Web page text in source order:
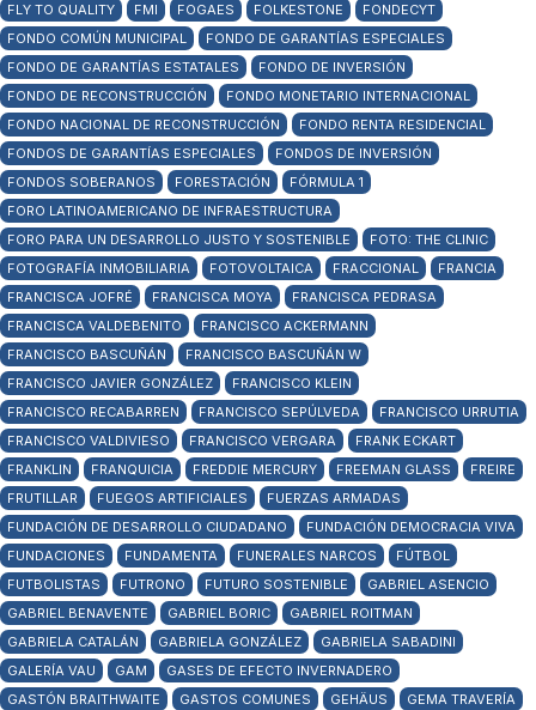
FLY TO QUALITY
FMI FOGAES FOLKESTONE
FONDECYT
FONDO COMÚN MUNICIPAL
FONDO DE GARANTÍAS ESPECIALES
FONDO DE GARANTÍAS ESTATALES
FONDO DE INVERSIÓN
FONDO DE RECONSTRUCCIÓN
FONDO MONETARIO INTERNACIONAL
FONDO NACIONAL DE RECONSTRUCCIÓN
FONDO RENTA RESIDENCIAL
FONDOS DE GARANTÍAS ESPECIALES
FONDOS DE INVERSIÓN
FONDOS SOBERANOS
FORESTACIÓN
FÓRMULA 1
FORO LATINOAMERICANO DE INFRAESTRUCTURA
FORO PARA UN DESARROLLO JUSTO Y SOSTENIBLE
FOTO: THE CLINIC
FOTOGRAFÍA INMOBILIARIA
FOTOVOLTAICA FRACCIONAL
FRANCIA
FRANCISCA JOFRÉ
FRANCISCA MOYA
FRANCISCA PEDRASA
FRANCISCA VALDEBENITO
FRANCISCO ACKERMANN
FRANCISCO BASCUÑÁN
FRANCISCO BASCUÑÁN W
FRANCISCO JAVIER GONZÁLEZ
FRANCISCO KLEIN
FRANCISCO RECABARREN
FRANCISCO SEPÚLVEDA
FRANCISCO URRUTIA
FRANCISCO VALDIVIESO
FRANCISCO VERGARA
FRANK ECKART
FRANKLIN
FRANQUICIA FREDDIE MERCURY FREEMAN GLASS
FREIRE
FRUTILLAR
FUEGOS ARTIFICIALES
FUERZAS ARMADAS
FUNDACIÓN DE DESARROLLO CIUDADANO
FUNDACIÓN DEMOCRACIA VIVA
FUNDACIONES
FUNDAMENTA FUNERALES NARCOS
FÚTBOL
FUTBOLISTAS
FUTRONO FUTURO SOSTENIBLE
GABRIEL ASENCIO
GABRIEL BENAVENTE
GABRIEL BORIC
GABRIEL ROITMAN
GABRIELA CATALÁN
GABRIELA GONZÁLEZ
GABRIELA SABADINI
GALERÍA VAU
GAM
GASES DE EFECTO INVERNADERO
GASTÓN BRAITHWAITE
GASTOS COMUNES GEHÄUS
GEMA TRAVERÍA